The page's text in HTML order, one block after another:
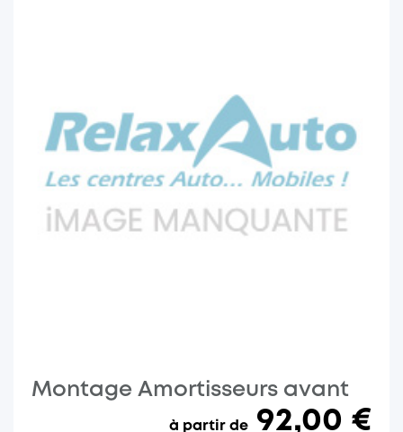
Montage Amortisseurs avant
92,00 €